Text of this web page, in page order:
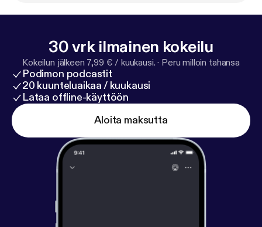
30 vrk ilmainen kokeilu
Kokeilun jälkeen 7,99 € / kuukausi. · Peru milloin tahansa
Podimon podcastit
20 kuunteluaikaa / kuukausi
Lataa offline-käyttöön
Aloita maksutta